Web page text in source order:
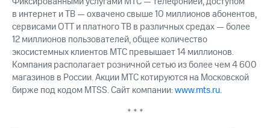
в интернет и ТВ — охвачено свыше 10 миллионов абонентов,
сервисами OTT и платного ТВ в различных средах — более
12 миллионов пользователей, общее количество
экосистемных клиентов МТС превышает 14 миллионов.
Компания располагает розничной сетью из более чем 4 600
магазинов в России. Акции МТС котируются на Московской
бирже под кодом MTSS. Сайт компании:www.mts.ru.
* * *